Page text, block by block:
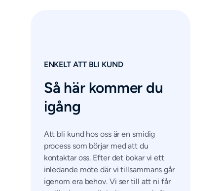
ENKELT ATT BLI KUND
Så här kommer du
igång
Att bli kund hos oss är en smidig
process som börjar med att du
kontaktar oss. Efter det bokar vi ett
inledande möte där vi tillsammans går
igenom era behov. Vi ser till att ni får